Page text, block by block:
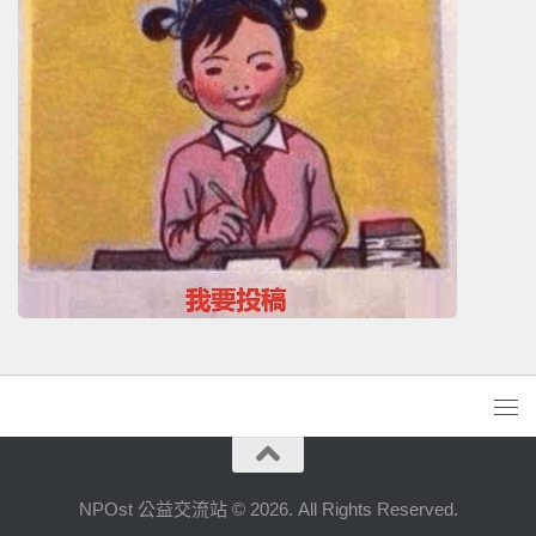
NPOst 公益交流站 © 2026. All Rights Reserved.